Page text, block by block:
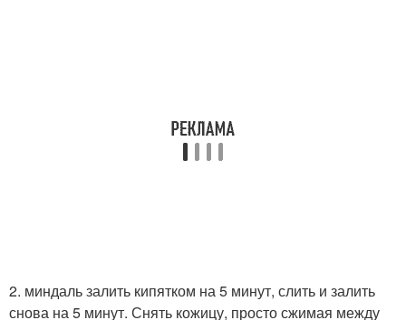
2. миндаль залить кипятком на 5 минут, слить и залить
снова на 5 минут. Снять кожицу, просто сжимая между